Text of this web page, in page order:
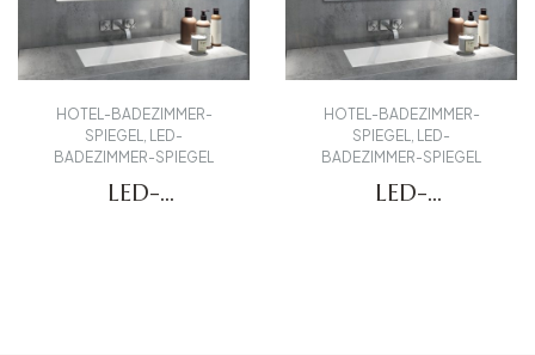
HOTEL-BADEZIMMER-
SPIEGEL
LED-
BADEZIMMER-SPIEGEL
LED-
HOTEL-BADEZIMMER-
SPIEGEL
LED-
BADEZIMMER-SPIEGEL
LED-